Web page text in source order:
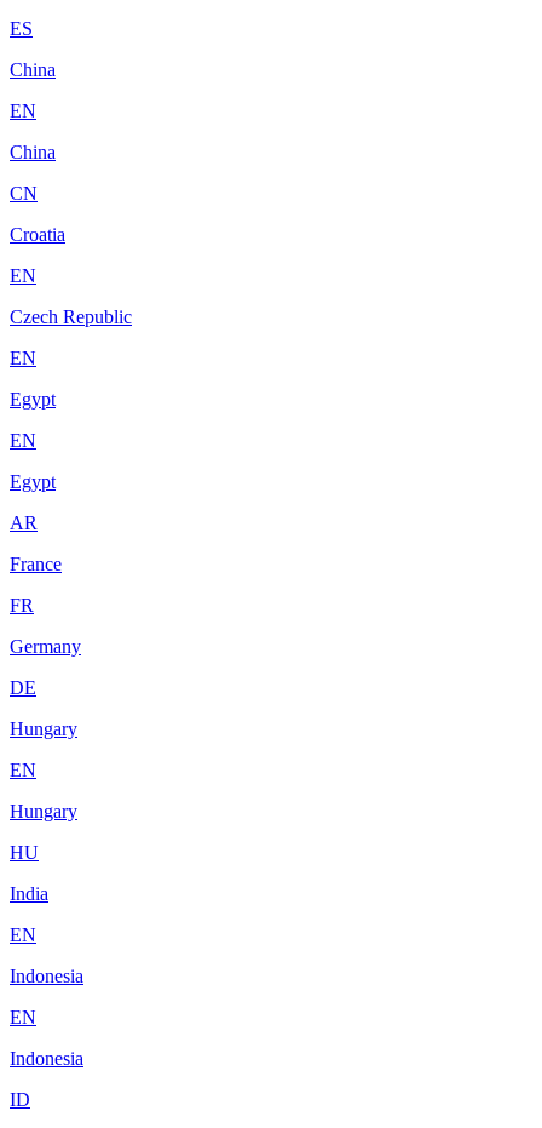
ES
China
EN
China
CN
Croatia
EN
Czech Republic
EN
Egypt
EN
Egypt
AR
France
FR
Germany
DE
Hungary
EN
Hungary
HU
India
EN
Indonesia
EN
Indonesia
ID